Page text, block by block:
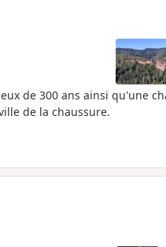
de 300 ans ainsi qu'une
de la chaussure.